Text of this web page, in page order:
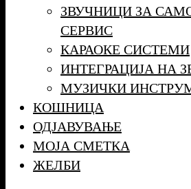
ЗВУЧНИЦИ ЗА
СЕРВИС
КАРАОКЕ СИСТЕМИ
ИНТЕГРАЦИЈА НА
МУЗИЧКИ
КОШНИЦА
ОДЈАВУВАЊЕ
МОЈА СМЕТКА
ЖЕЛБИ